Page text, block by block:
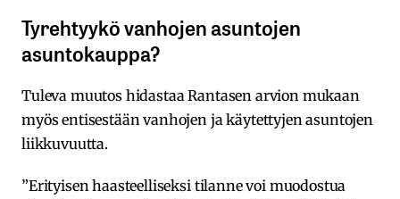
Tyrehtyykö vanhojen asuntojen
asuntokauppa?
Tuleva muutos hidastaa Rantasen arvion mukaan
myös entisestään vanhojen ja käytettyjen asuntojen
liikkuvuutta.
”Erityisen haasteelliseksi tilanne voi muodostua